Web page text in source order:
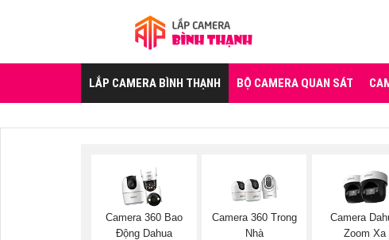
LẮP CAMERA BÌNH THẠNH BỘ CAMERA QUAN SÁT
Camera 360 Bao
Động Dahua
Camera 360 Trong
Nhà
Camera
Zoom Xa